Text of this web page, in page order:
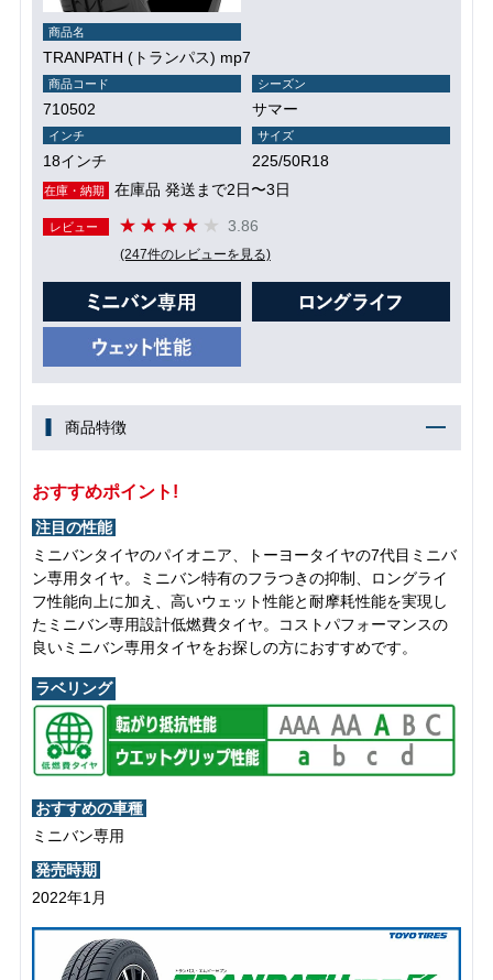
商品名
TRANPATH (トランパス) mp7
商品コード
710502
シーズン
サマー
インチ
18インチ
サイズ
225/50R18
在庫・納期 在庫品 発送まで2日〜3日
レビュー 3.86
(247件のレビューを見る)
商品特徴
おすすめポイント!
注目の性能
ミニバンタイヤのパイオニア、トーヨータイヤの7代目ミニバ
ン専用タイヤ。ミニバン特有のフラつきの抑制、ロングライ
フ性能向上に加え、高いウェット性能と耐摩耗性能を実現し
たミニバン専用設計低燃費タイヤ。コストパフォーマンスの
良いミニバン専用タイヤをお探しの方におすすめです。
ラベリング
おすすめの車種
ミニバン専用
発売時期
2022年1月